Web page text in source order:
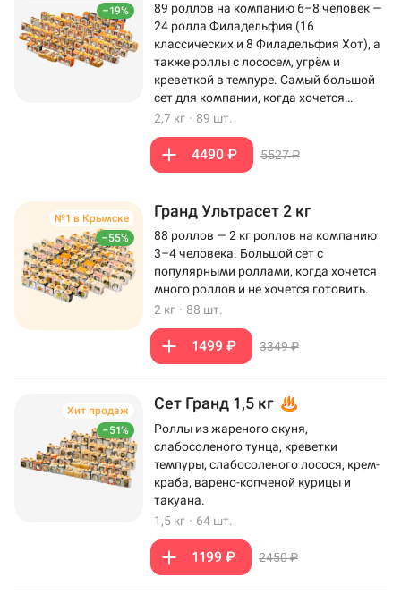
–19%
89 роллов на компанию 6–8 человек —
24 ролла Филадельфия (16
классических и 8 Филадельфия Хот), а
также роллы с лососем, угрём и
креветкой в темпуре. Самый большой
сет для компании, когда хочется
максимум роллов на столе.
2,7 кг · 89 шт.
4490 ₽ 5527 ₽
–55%
№1 в Крымске Гранд Ультрасет 2 кг
88 роллов — 2 кг роллов на компанию
3–4 человека. Большой сет с
популярными роллами, когда хочется
много роллов и не хочется готовить.
2 кг · 88 шт.
1499 ₽ 3349 ₽
–51%
Хит продаж Сет Гранд 1,5 кг
Роллы из жареного окуня,
слабосоленого тунца, креветки
темпуры, слабосоленого лосося, крем-
краба, варено-копченой курицы и
такуана.
1,5 кг · 64 шт.
1199 ₽ 2450 ₽